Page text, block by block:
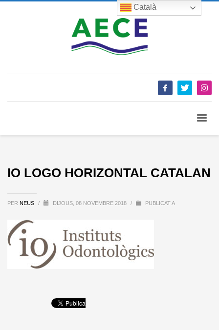
IO LOGO HORIZONTAL CATALAN
PER NEUS / DIJOUS, 08 NOVEMBRE 2018 / PUBLICAT A
Català